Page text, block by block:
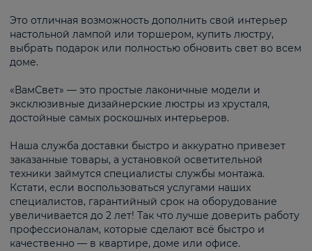
Это отличная возможность дополнить свой интерьер
настольной лампой или торшером, купить люстру,
выбрать подарок или полностью обновить свет во всем
доме.
«ВамСвет» — это простые лаконичные модели и
эксклюзивные дизайнерские люстры из хрусталя,
достойные самых роскошных интерьеров.
Наша служба доставки быстро и аккуратно привезет
заказанные товары, а установкой осветительной
техники займутся специалисты службы монтажа.
Кстати, если воспользоваться услугами наших
специалистов, гарантийный срок на оборудование
увеличивается до 2 лет! Так что лучше доверить работу
профессионалам, которые сделают всё быстро и
качественно — в квартире, доме или офисе.